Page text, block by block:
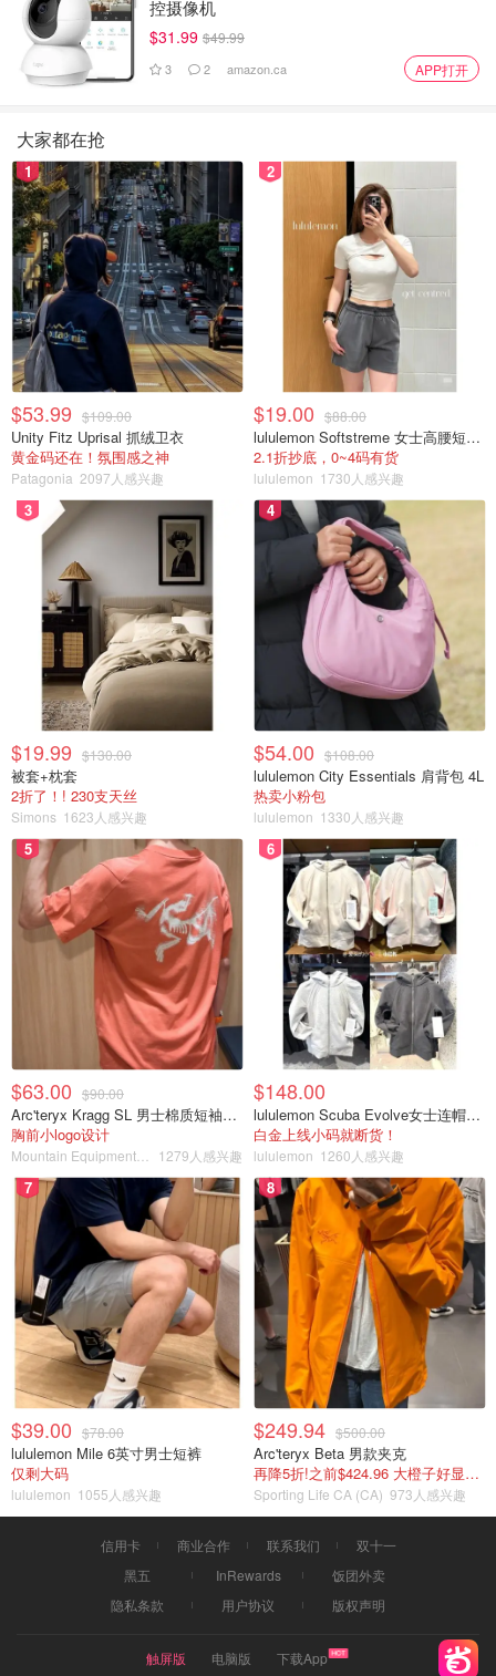
控摄像机
$31.99 $49.99
3 2 amazon.ca APP打开
大家都在抢
1
$53.99 $109.00
Unity Fitz Uprisal 抓绒卫衣
黄金码还在！氛围感之神
Patagonia 2097人感兴趣
2
$19.00 $88.00
lululemon Softstreme 女士高腰短裤 10cm
2.1折抄底，0~4码有货
lululemon 1730人感兴趣
3
$19.99 $130.00
被套+枕套
2折了！! 230支天丝
Simons 1623人感兴趣
4
$54.00 $108.00
lululemon City Essentials 肩背包 4L
热卖小粉包
lululemon 1330人感兴趣
5
$63.00 $90.00
Arc'teryx Kragg SL 男士棉质短袖T恤
胸前小logo设计
1279人感兴趣
6
$148.00
lululemon Scuba Evolve女士连帽卫衣 全拉链
白金上线小码就断货！
lululemon 1260人感兴趣
7
$39.00 $78.00
lululemon Mile 6英寸男士短裤
仅剩大码
lululemon 1055人感兴趣
8
$249.94 $500.00
Arc'teryx Beta 男款夹克
再降5折!之前$424.96 大橙子好显白 蹲补
Sporting Life CA (CA) 973人感兴趣
信用卡 商业合作 联系我们
双十一
黑五
InRewards
饭团外卖
隐私条款
用户协议 版权声明
触屏版 电脑版 下载App